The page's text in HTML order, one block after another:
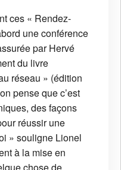
ces « Rendez-
une conférence
par Hervé
du livre
réseau » (édition
pense que c’est
des façons
réussir une
» souligne Lionel
à la mise en
chose de